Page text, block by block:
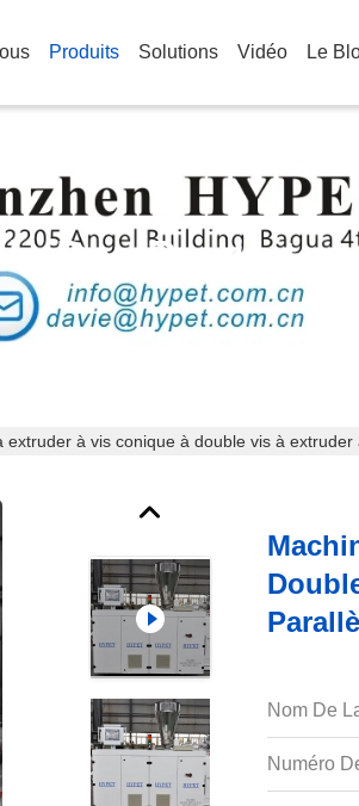
Produits Solutions Vidéo Le
Des Produits
extruder à vis conique à double vis à
Nom De
Numéro